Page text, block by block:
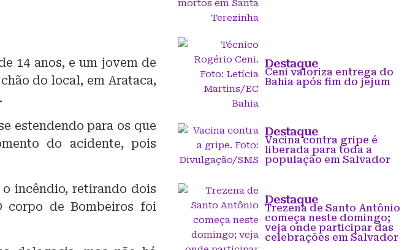
14 anos, e um jovem de
do local, em Arataca,
estendendo para os que
do acidente, pois
incêndio, retirando dois
corpo de Bombeiros foi
Destaque
Ceni valoriza entrega do
Bahia após fim do jejum
Destaque
Vacina contra gripe é
liberada para toda a
população em Salvador
Destaque
Trezena de Santo Antônio
começa neste domingo;
veja onde participar das
celebrações em Salvador